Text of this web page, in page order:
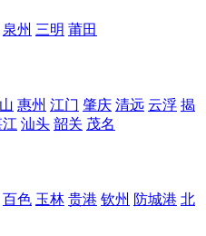
泉州 三明 莆田
惠州 江门 肇庆 清远 云浮 揭
汕头 韶关 茂名
百色 玉林 贵港 钦州 防城港 北